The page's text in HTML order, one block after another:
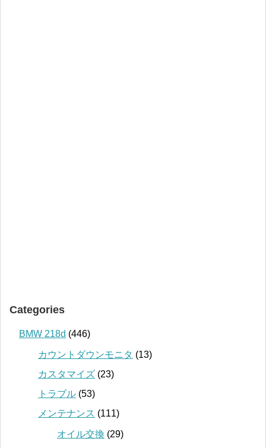
Categories
BMW 218d (446)
カウントダウンモニタ (13)
カスタマイズ (23)
トラブル (53)
メンテナンス (111)
オイル交換 (29)